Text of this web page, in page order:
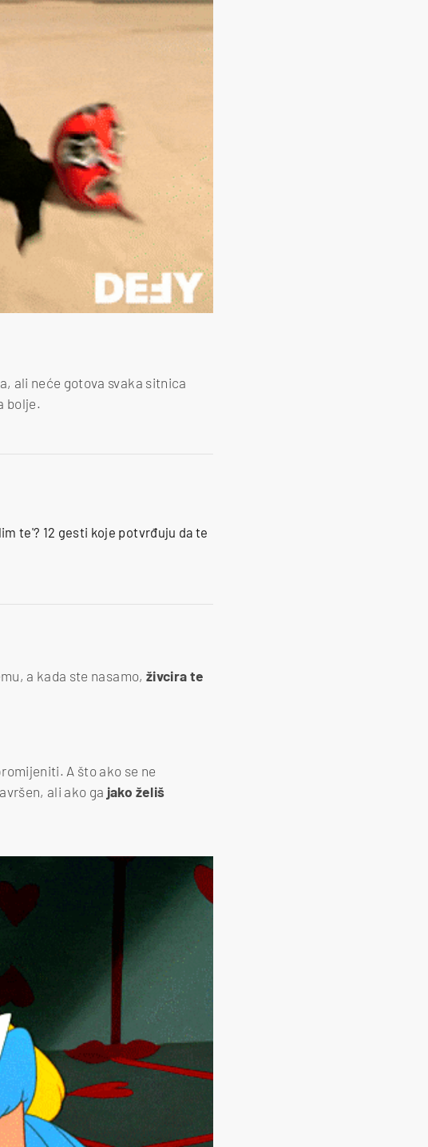
ali neće gotova svaka sitnica
bolje.
te'? 12 gesti koje potvrđuju da te
a kada ste nasamo, živcira te
A što ako se ne
ali ako ga jako želiš